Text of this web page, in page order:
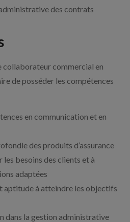
des contrats
collaborateur commercial en
de posséder les compétences
en communication et en
des produits d’assurance
les besoins des clients et à
adaptées
aptitude à atteindre les objectifs
dans la gestion administrative